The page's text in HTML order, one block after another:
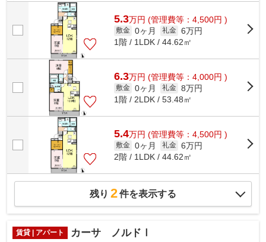
宅配ボックスがあるので、不在時でも安心...
5.3万円 (管理費等：4,500円 )
敷金 0ヶ月 礼金 6万円
1階 / 1LDK / 44.62㎡
6.3万円 (管理費等：4,000円 )
敷金 0ヶ月 礼金 8万円
1階 / 2LDK / 53.48㎡
5.4万円 (管理費等：4,500円 )
敷金 0ヶ月 礼金 6万円
2階 / 1LDK / 44.62㎡
残り 2件を表示する
賃貸 | アパート カーサ ノルドⅠ